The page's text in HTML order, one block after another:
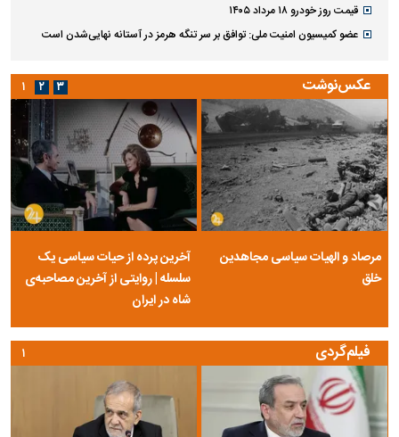
قیمت روز خودرو ۱۸ مرداد ۱۴۰۵
عضو کمیسیون امنیت ملی: توافق بر سر تنگه هرمز در آستانه نهایی‌شدن است
عکس‌نوشت
مرصاد و الهیات سیاسی مجاهدین
خلق
آخرین پرده از حیات سیاسی یک
سلسله | روایتی از آخرین مصاحبه‌ی
شاه در ایران
۱ ۲ ۳
فیلم‌گردی ۱